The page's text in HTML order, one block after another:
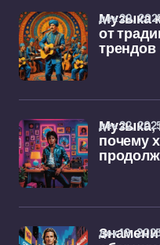
Музыка
от
трендов
дек 29,
Музыка,
почему
дек 22,
дек 19,